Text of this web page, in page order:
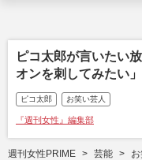
ピコ太郎が言いたい
オンを刺してみたい」
ピコ太郎 お笑い芸人
『週刊女性』編集部
週刊女性PRIME 芸能